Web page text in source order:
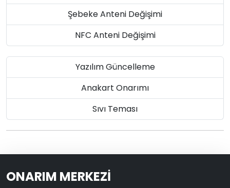
Şebeke Anteni Değişimi
NFC Anteni Değişimi
Yazılım Güncelleme
Anakart Onarımı
Sıvı Teması
ONARIM MERKEZİ